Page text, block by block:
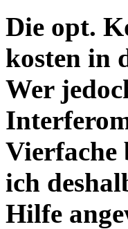
Die opt.
kosten in
Wer
Vierfache
ich
Hilfe